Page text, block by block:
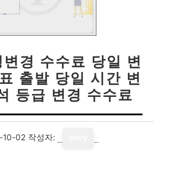
경 수수료 당일 변
출발 당일 시간 변
등급 변경 수수료
10-02 작성자: